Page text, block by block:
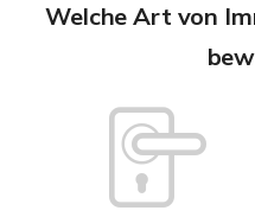
Welche Art von